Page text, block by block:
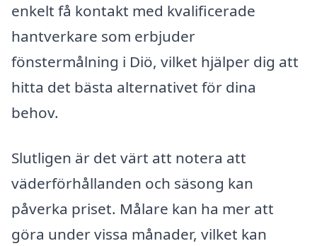
enkelt få kontakt med kvalificerade
hantverkare som erbjuder
fönstermålning i Diö, vilket hjälper dig att
hitta det bästa alternativet för dina
behov.
Slutligen är det värt att notera att
väderförhållanden och säsong kan
påverka priset. Målare kan ha mer att
göra under vissa månader, vilket kan